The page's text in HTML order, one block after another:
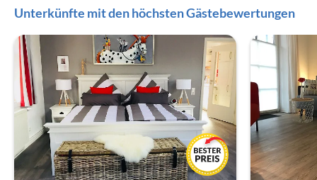
Unterkünfte mit den höchsten Gästebewertungen